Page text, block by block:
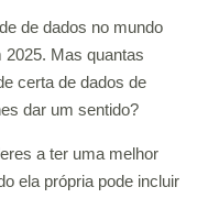
de dados no mundo
2025. Mas quantas
certa de dados de
dar um sentido?
a ter uma melhor
ela própria pode incluir